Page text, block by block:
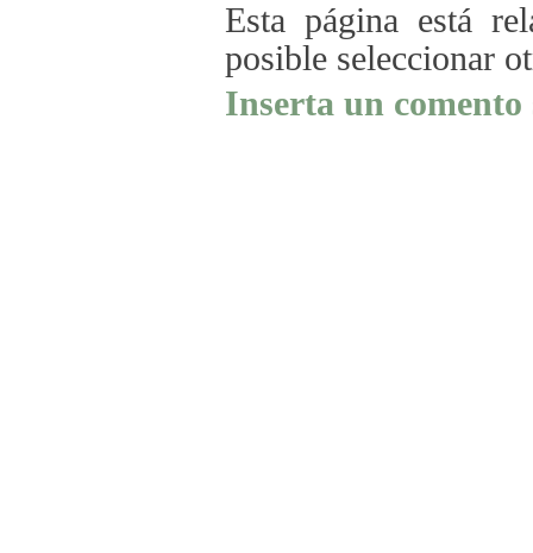
Esta página está
posible seleccionar
Inserta un comento